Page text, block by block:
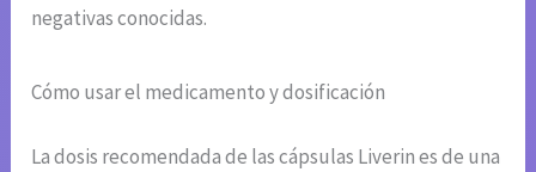
negativas conocidas.
Cómo usar el medicamento y dosificación
La dosis recomendada de las cápsulas Liverin es de una